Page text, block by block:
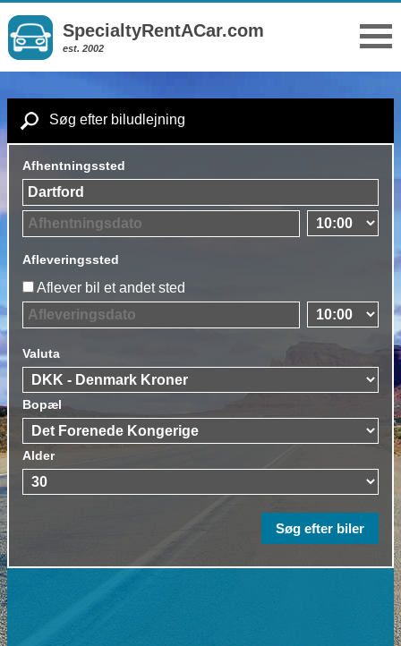
SpecialtyRentACar.com
est. 2002
Søg efter biludlejning
Afhentningssted
Afleveringssted
Aflever bil et andet sted
Valuta
Bopæl
Alder